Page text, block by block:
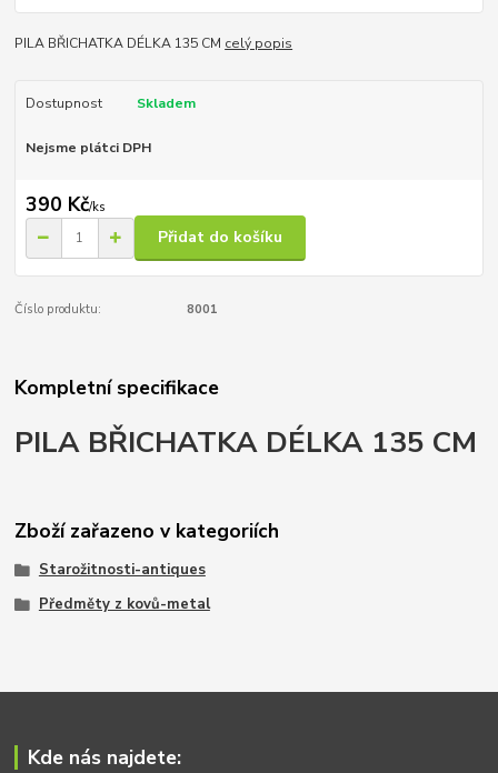
PILA BŘICHATKA DÉLKA 135 CM celý popis
Dostupnost Skladem
Nejsme plátci DPH
390 Kč/ks
Přidat do košíku
Číslo produktu: 8001
Kompletní specifikace
PILA BŘICHATKA DÉLKA 135 CM
Zboží zařazeno v kategoriích
Starožitnosti-antiques
Předměty z kovů-metal
Kde nás najdete: